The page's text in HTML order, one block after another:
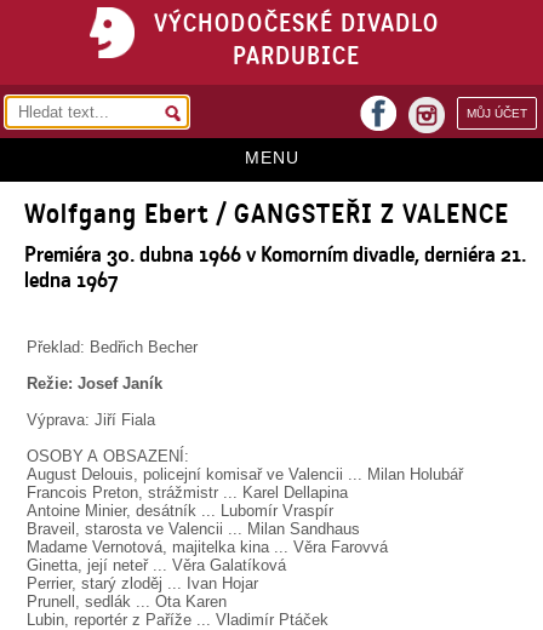
VÝCHODOČESKÉ DIVADLO
PARDUBICE
MŮJ ÚČET
facebook
MENU
HOME
PROGRAM
O DIVADLE
SOUBOR
DÁLE NABÍZÍME
Wolfgang Ebert / GANGSTEŘI Z VALENCE
Premiéra 30. dubna 1966 v Komorním divadle, derniéra 21.
ledna 1967
Překlad: Bedřich Becher
Režie: Josef Janík
Výprava: Jiří Fiala
OSOBY A OBSAZENÍ:
August Delouis, policejní komisař ve Valencii ... Milan Holubář
Francois Preton, strážmistr ... Karel Dellapina
Antoine Minier, desátník ... Lubomír Vraspír
Braveil, starosta ve Valencii ... Milan Sandhaus
Madame Vernotová, majitelka kina ... Věra Farovvá
Ginetta, její neteř ... Věra Galatíková
Perrier, starý zloděj ... Ivan Hojar
Prunell, sedlák ... Ota Karen
Lubin, reportér z Paříže ... Vladimír Ptáček